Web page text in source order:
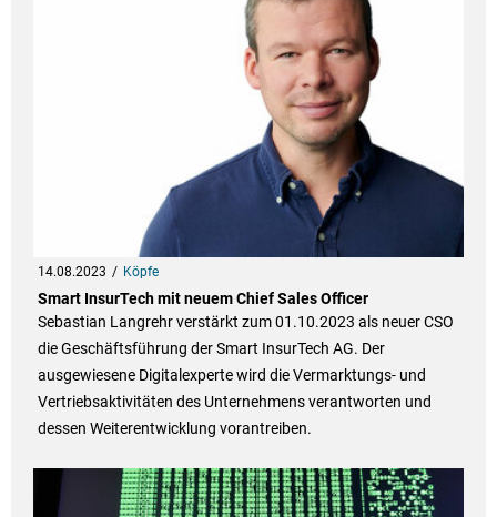
14.08.2023 Köpfe
Smart InsurTech mit neuem Chief Sales Officer
Sebastian Langrehr verstärkt zum 01.10.2023 als neuer CSO
die Geschäftsführung der Smart InsurTech AG. Der
ausgewiesene Digitalexperte wird die Vermarktungs- und
Vertriebsaktivitäten des Unternehmens verantworten und
dessen Weiterentwicklung vorantreiben.